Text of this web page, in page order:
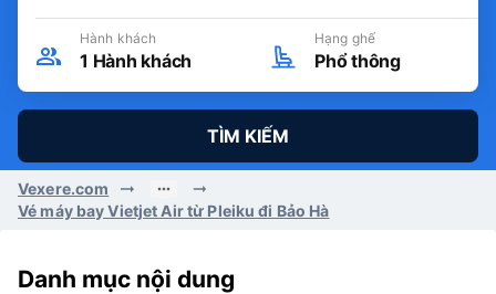
Hành khách
1 Hành khách
Hạng ghế
Phổ thông
TÌM KIẾM
Vexere.com
Vé máy bay Vietjet Air từ Pleiku đi Bảo Hà
Danh mục nội dung